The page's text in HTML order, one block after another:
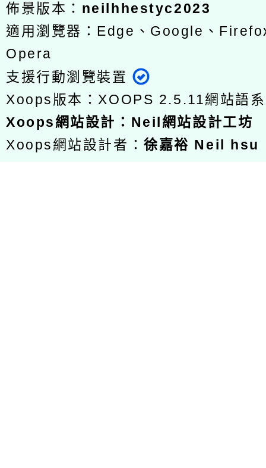
佈景版本： neilhhestyc2023
適用瀏覽器：Edge、Google、
Opera
支援行動瀏覽裝置
Xoops版本： XOOPS 2.5.11網站語
Xoops網站設計 ： Neil網站設計工坊
Xoops網站設計者：徐嘉裕 Neil hsu